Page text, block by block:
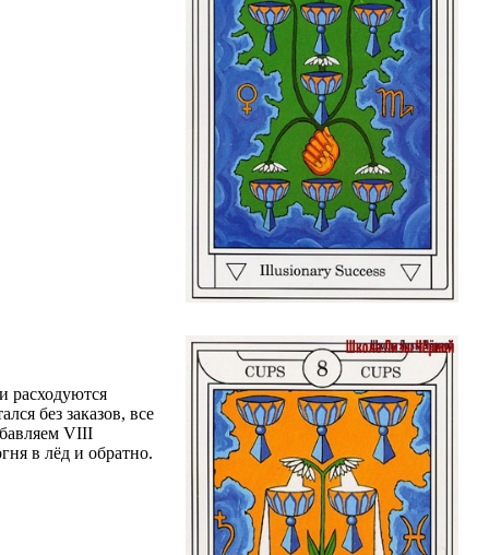
расходуются
без заказов, все
VIII
в лёд и обратно.